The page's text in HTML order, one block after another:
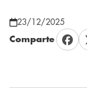
23/12/2025
Comparte